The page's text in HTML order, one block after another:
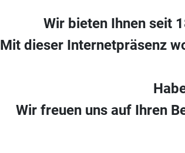
Wir bieten Ihnen seit
Mit dieser Internetpräsenz
Wir freuen uns auf Ihren